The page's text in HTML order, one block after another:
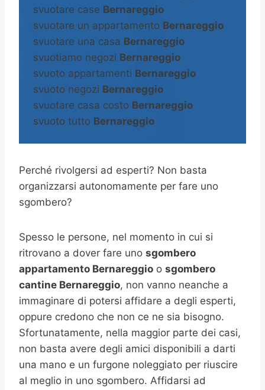
svuotare case Bernareggio
svuotare un appartamento Bernareggio
svuotare una casa Bernareggio
svuotiamo negozi Bernareggio
svuoto appartamenti Bernareggio
svuoto negozi Bernareggio
svuotare casa costo Bernareggio
svuoto tutto Bernareggio
Perché rivolgersi ad esperti? Non basta
organizzarsi autonomamente per fare uno
sgombero?
Spesso le persone, nel momento in cui si
ritrovano a dover fare uno sgombero
appartamento Bernareggio o sgombero
cantine Bernareggio, non vanno neanche a
immaginare di potersi affidare a degli esperti,
oppure credono che non ce ne sia bisogno.
Sfortunatamente, nella maggior parte dei casi,
non basta avere degli amici disponibili a darti
una mano e un furgone noleggiato per riuscire
al meglio in uno sgombero. Affidarsi ad